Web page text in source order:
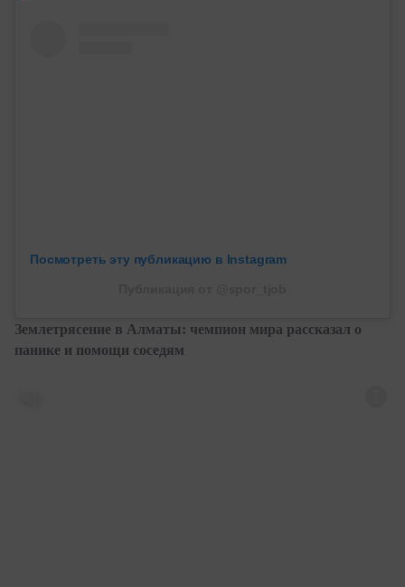
Посмотреть эту публикацию в Instagram
Землетрясение в Алматы: чемпион мира рассказал о
панике и помощи соседям